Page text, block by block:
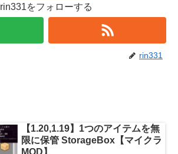
rin331をフォローする
rin331
【1.20,1.19】1つのアイテムを無
限に保管 StorageBox【マイクラ
MOD】